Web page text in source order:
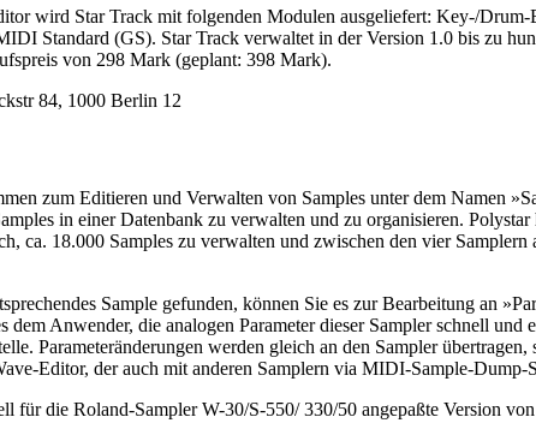
wird Star Track mit folgenden Modulen ausgeliefert: Key-/
Standard (GS). Star Track verwaltet in der Version 1.0 bis zu
von 298 Mark (geplant: 398 Mark).
84, 1000 Berlin 12
zum Editieren und Verwalten von Samples unter dem Namen
in einer Datenbank zu verwalten und zu organisieren.
ca. 18.000 Samples zu verwalten und zwischen den vier
Sample gefunden, können Sie es zur Bearbeitung an
dem Anwender, die analogen Parameter dieser Sampler schnell
Parameteränderungen werden gleich an den Sampler
Editor, der auch mit anderen Samplern via MIDI-Sample-Dump-
für die Roland-Sampler W-30/S-550/ 330/50 angepaßte Version